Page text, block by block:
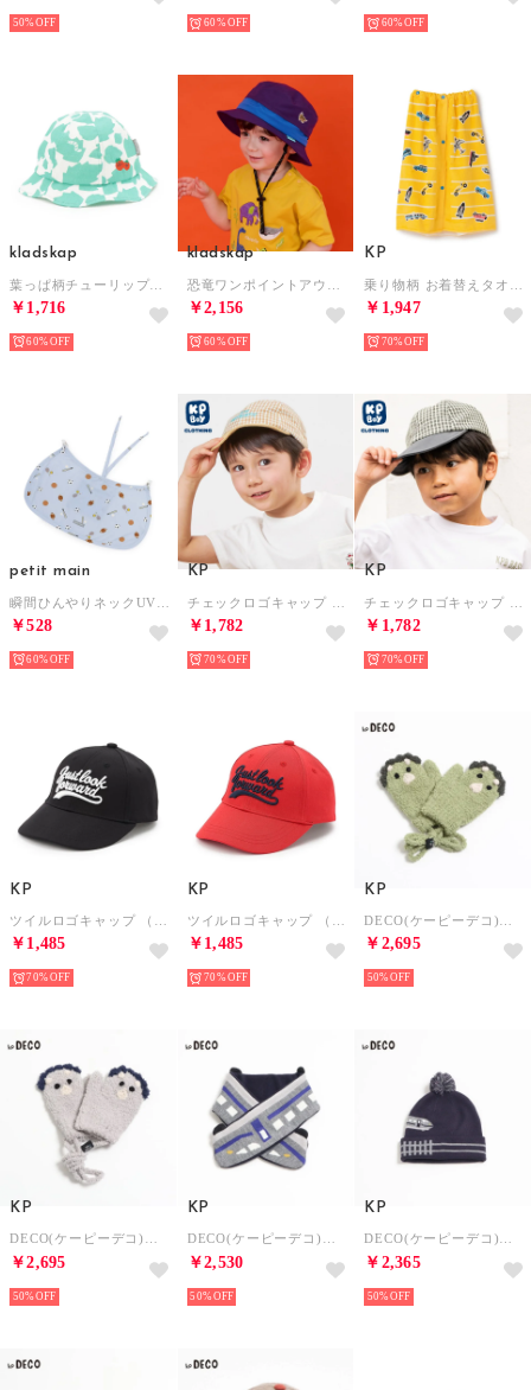
50% 60% 60%
kladskap
￥1,716
60%
kladskap
￥2,156
60%
KP
￥1,947
70%
petit main
￥528
60%
KP
￥1,782
70%
KP
￥1,782
70%
KP
￥1,485
70%
KP
￥1,485
70%
KP
￥2,695
50%
KP
DECO(ケーピーデコ)恐竜モチーフミトン(S) （グレー）
￥2,695
50%
KP
DECO(ケーピーデコ)電車モチーフマフラー(S～M) （シロ杢）
￥2,530
50%
KP
DECO(ケーピーデコ)電車モチーフボウシ(S～M) （紺）
￥2,365
50%